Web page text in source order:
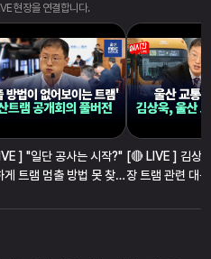
현장을 연결합니다.
] "일단 공사는 시작?"
게 트램 멈출 방법 못 찾은
[🔴 LIVE ] 김상
장 트램 관련 대응